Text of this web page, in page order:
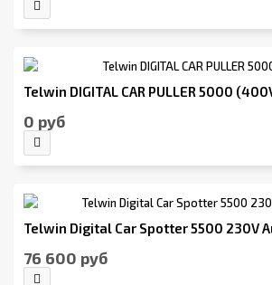
Telwin DIGITAL CAR PULLER 5000
0 руб
Telwin Digital Car Spotter 5500 230V
76 600 руб